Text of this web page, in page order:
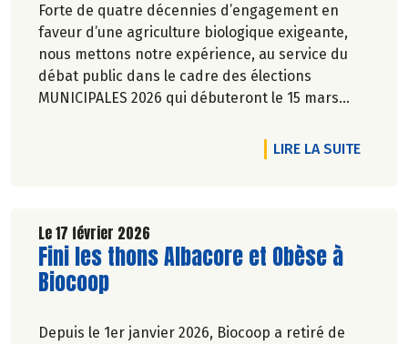
Forte de quatre décennies d’engagement en
faveur d’une agriculture biologique exigeante,
nous mettons notre expérience, au service du
débat public dans le cadre des élections
MUNICIPALES 2026 qui débuteront le 15 mars
transition écologique et alimentaire durable.
LIRE LA SUITEDE
Le 17 février 2026
Lire la suite de l'article
Fini les thons Albacore et Obèse à
Biocoop
Depuis le 1er janvier 2026, Biocoop a retiré de